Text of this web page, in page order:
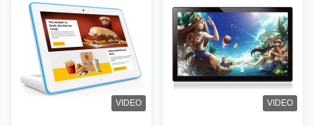
VIDEO VIDEO